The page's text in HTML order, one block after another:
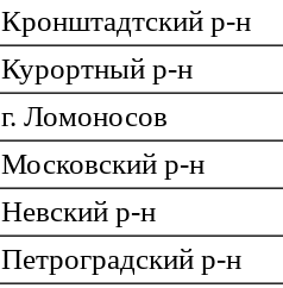
Кронштадтский р-н
Курортный р-н
г. Ломоносов
Московский р-н
Невский р-н
Петроградский р-н